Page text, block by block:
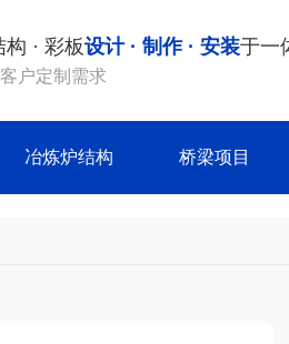
· 彩板设计 · 制作 · 安装于一
户定制需求
冶炼炉结构 桥梁项目